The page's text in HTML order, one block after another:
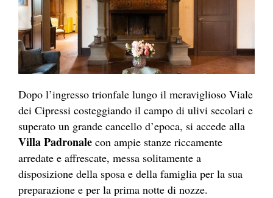
Dopo l’ingresso trionfale lungo il meraviglioso Viale
dei Cipressi costeggiando il campo di ulivi secolari e
superato un grande cancello d’epoca, si accede alla
Villa Padronale con ampie stanze riccamente
arredate e affrescate, messa solitamente a
disposizione della sposa e della famiglia per la sua
preparazione e per la prima notte di nozze.